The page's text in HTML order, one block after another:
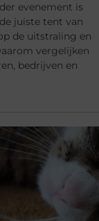
evenement is
juiste tent van
de uitstraling en
vergelijken
bedrijven en